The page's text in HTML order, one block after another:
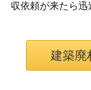
収依頼が来たら迅
建築廃